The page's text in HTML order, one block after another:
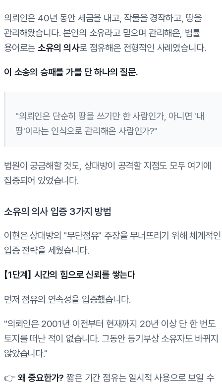
의뢰인은 40년 동안 세금을 내고, 작물을 경작하고, 땅을
관리해왔습니다. 본인의 소유라고 믿으며 관리해온, 법률
용어로는소유의 의사로 점유해온 전형적인 사례였습니다.
이 소송의 승패를 가를 단 하나의 질문.
"의뢰인은 단순히 땅을 쓰기만 한 사람인가, 아니면 '내
땅'이라는 인식으로 관리해온 사람인가?"
법원이 궁금해할 것도, 상대방이 공격할 지점도 모두 여기에
집중되어 있었습니다.
소유의 의사 입증 3가지 방법
이현은 상대방의 "무단점유" 주장을 무너뜨리기 위해 체계적인
입증 전략을 세웠습니다.
【1단계】 시간의 힘으로 신뢰를 쌓는다
먼저 점유의 연속성을 입증했습니다.
"의뢰인은 2001년 이전부터 현재까지 20년 이상 단 한 번도
토지를 떠난 적이 없습니다. 그동안 등기부상 소유자도 바뀌지
않았습니다."
👉 왜 중요한가? 짧은 기간 점유는 일시적 사용으로 보일 수